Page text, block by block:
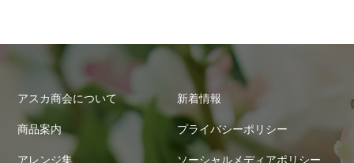
アスカ商会について
商品案内
アレンジ集
新着情報
プライバシーポリシー
ソーシャルメディアポリシー